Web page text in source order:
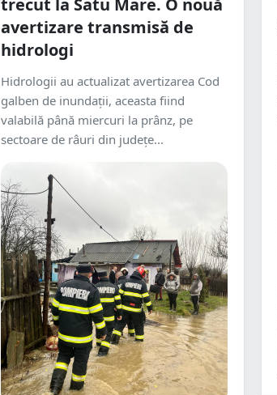
trecut la Satu Mare. O nouă
avertizare transmisă de
hidrologi
Hidrologii au actualizat avertizarea Cod
galben de inundaţii, aceasta fiind
valabilă până miercuri la prânz, pe
sectoare de râuri din judeţe...